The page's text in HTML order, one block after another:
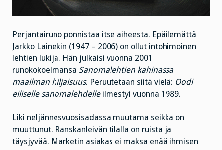
Perjantairuno ponnistaa itse aiheesta. Epäilemättä
Jarkko Lainekin (1947 – 2006) on ollut intohimoinen
lehtien lukija. Hän julkaisi vuonna 2001
runokokoelmansa Sanomalehtien kahinassa
maailman hiljaisuus. Peruutetaan siitä vielä: Oodi
eiliselle sanomalehdelleilmestyi vuonna 1989.
Liki neljännesvuosisadassa muutama seikka on
muuttunut. Ranskanleivän tilalla on ruista ja
täysjyvää. Marketin asiakas ei maksa enää ihmisen